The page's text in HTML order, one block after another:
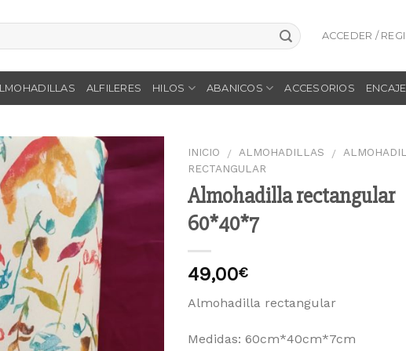
ACCEDER /
ALFILERES HILOS ABANICOS ACCESORIOS
deseos
INICIO / ALMOHADILLAS /
RECTANGULAR
Almohadilla rectangular
60*40*7
49,00€
Almohadilla rectangular
Medidas: 60cm*40cm*7cm